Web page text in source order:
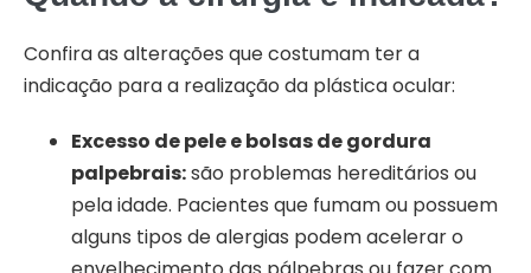
Confira as alterações que costumam ter a
indicação para a realização da plástica ocular:
Excesso de pele e bolsas de gordura
palpebrais:são problemas hereditários ou
pela idade. Pacientes que fumam ou possuem
alguns tipos de alergias podem acelerar o